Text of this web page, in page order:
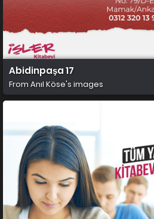
Abidinpaşa 17
From Anıl Köse's images